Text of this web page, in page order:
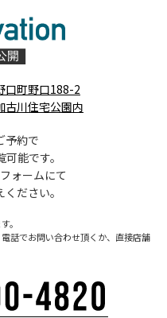
口町野口188-2
古川住宅公園内
予約で
能です。
ォームにて
ださい。
。
話でお問い合わせ頂くか、 直接店舗